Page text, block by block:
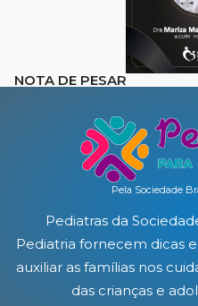
NOTA DE PESAR
Pela Sociedade
Pediatras da
Pediatria fornecem dicas
auxiliar as famílias nos
das crianças e